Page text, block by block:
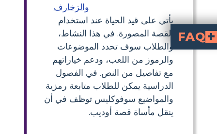
والزخارف
يأتي على قيد الحياة عند استخدام
القصة المصورة. في هذا النشاط،
والطلاب سوف تحدد الموضوعات
والرموز من اللعب، ودعم خياراتهم
مع تفاصيل من النص. في الفصول
الدراسية يمكن للطلاب متابعة رمزية
والمواضيع سوفوكليس توظف في أن
ينقل مأساة قصة أوديب.
FAQ